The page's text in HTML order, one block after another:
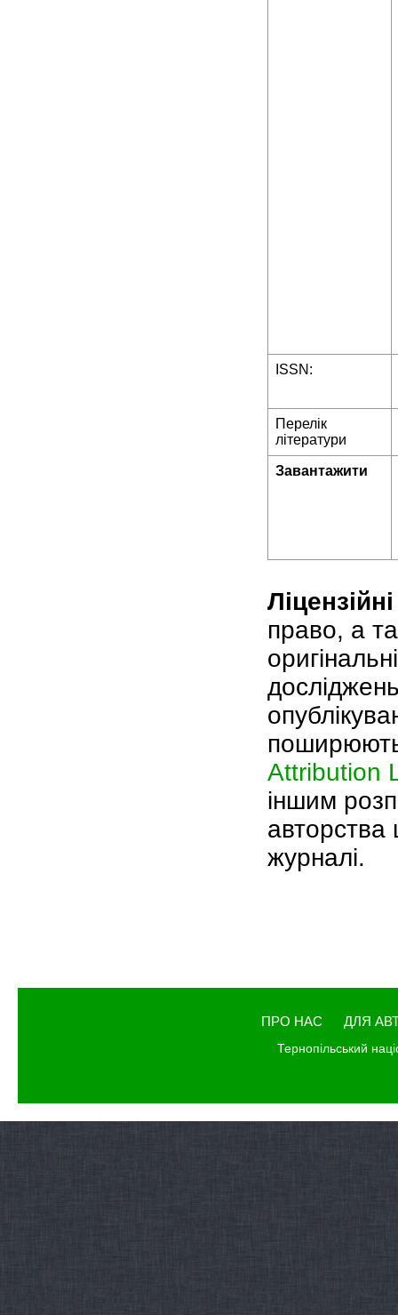
ISSN:
Перелік
літератури
Завантажити
право, а
Attribution
іншим
авторства
журналі.
ПРО НАС ДЛЯ
Тернопільський